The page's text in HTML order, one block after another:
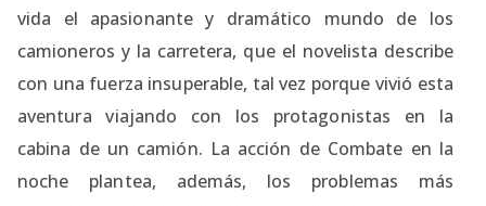
vida el apasionante y dramático mundo de los
camioneros y la carretera, que el novelista describe
con una fuerza insuperable, tal vez porque vivió esta
aventura viajando con los protagonistas en la
cabina de un camión. La acción de Combate en la
noche plantea, además, los problemas más